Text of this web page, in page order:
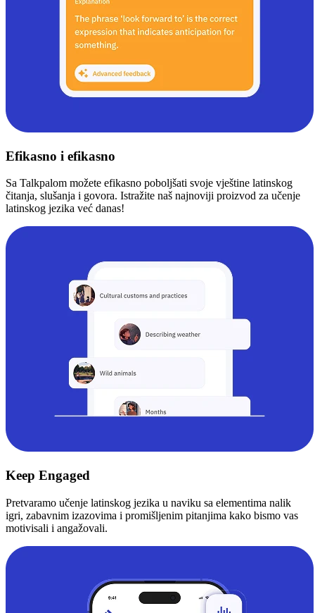
Efikasno i efikasno
Sa Talkpalom možete efikasno poboljšati svoje vještine latinskog
čitanja, slušanja i govora. Istražite naš najnoviji proizvod za učenje
latinskog jezika već danas!
Keep Engaged
Pretvaramo učenje latinskog jezika u naviku sa elementima nalik
igri, zabavnim izazovima i promišljenim pitanjima kako bismo vas
motivisali i angažovali.